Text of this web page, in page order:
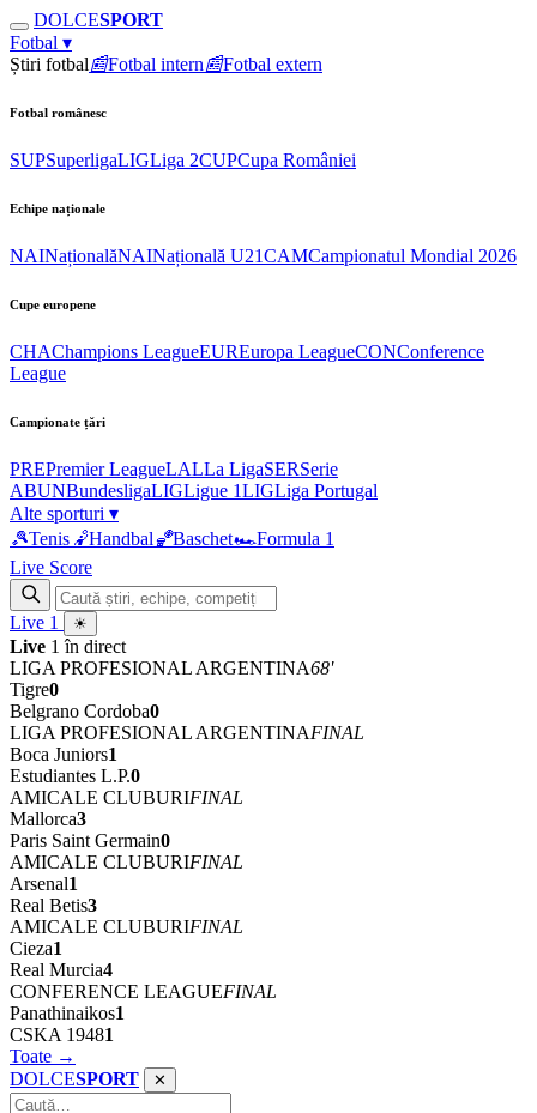
DOLCESPORT
Fotbal ▾
Știri fotbal📰Fotbal intern📰Fotbal extern
Fotbal românesc
SUPSuperligaLIGLiga 2CUPCupa României
Echipe naționale
NAINaționalăNAINațională U21CAMCampionatul Mondial 2026
Cupe europene
CHAChampions LeagueEUREuropa LeagueCONConference
League
Campionate țări
PREPremier LeagueLALLa LigaSERSerie
ABUNBundesligaLIGLigue 1LIGLiga Portugal
Alte sporturi ▾
🎾Tenis 🤾Handbal🏀Baschet🏎Formula 1
Live Score
Live 1 ☀
Live 1 în direct
LIGA PROFESIONAL ARGENTINA68'
Tigre0
Belgrano Cordoba0
LIGA PROFESIONAL ARGENTINAFINAL
Boca Juniors1
Estudiantes L.P.0
AMICALE CLUBURIFINAL
Mallorca3
Paris Saint Germain0
AMICALE CLUBURIFINAL
Arsenal1
Real Betis3
AMICALE CLUBURIFINAL
Cieza1
Real Murcia4
CONFERENCE LEAGUEFINAL
Panathinaikos1
CSKA 19481
Toate →
DOLCESPORT ✕